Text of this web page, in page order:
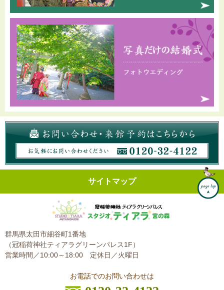
サイトマップ
群馬県太田市細谷町1番地
（冠稲荷神社ティアラグリーンパレス1F）
営業時間／10:00～18:00 定休日／火曜日
お電話でのお問い合わせは